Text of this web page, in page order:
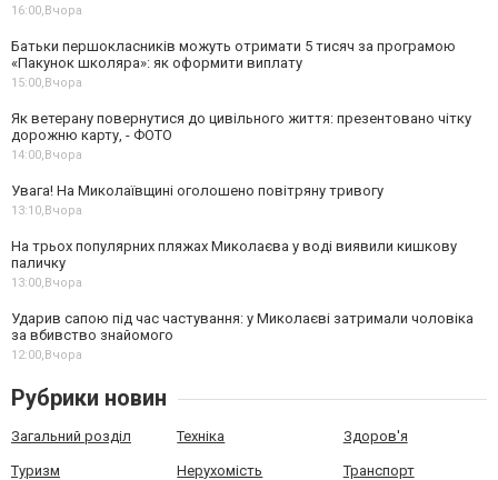
16:00, Вчора
Батьки першокласників можуть отримати 5 тисяч за програмою
«Пакунок школяра»: як оформити виплату
15:00, Вчора
Як ветерану повернутися до цивільного життя: презентовано чітку
дорожню карту, - ФОТО
14:00, Вчора
Увага! На Миколаївщині оголошено повітряну тривогу
13:10, Вчора
На трьох популярних пляжах Миколаєва у воді виявили кишкову
паличку
13:00, Вчора
Ударив сапою під час частування: у Миколаєві затримали чоловіка
за вбивство знайомого
12:00, Вчора
Рубрики новин
Загальний розділ Техніка Здоров'я
Туризм Нерухомість Транспорт